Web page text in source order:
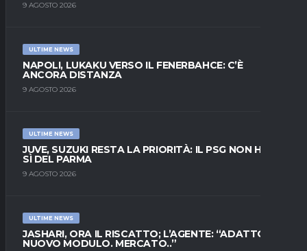
9 AGOSTO 2026
ULTIME NEWS
NAPOLI, LUKAKU VERSO IL FENERBAHCE: C’È
ANCORA DISTANZA
9 AGOSTO 2026
ULTIME NEWS
JUVE, SUZUKI RESTA LA PRIORITÀ: IL PSG NON HA IL
SÌ DEL PARMA
9 AGOSTO 2026
ULTIME NEWS
JASHARI, ORA IL RISCATTO; L’AGENTE: “ADATTO AL
NUOVO MODULO. MERCATO..”